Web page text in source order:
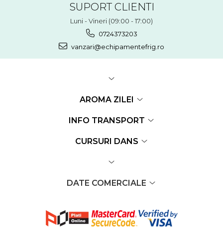
SUPORT CLIENTI
Luni - Vineri (09:00 - 17:00)
0724373203
vanzari@echipamentefrig.ro
AROMA ZILEI
INFO TRANSPORT
CURSURI DANS
DATE COMERCIALE